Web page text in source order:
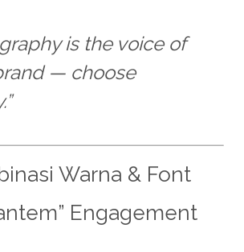
is the voice of
— choose
Warna & Font
Engagement